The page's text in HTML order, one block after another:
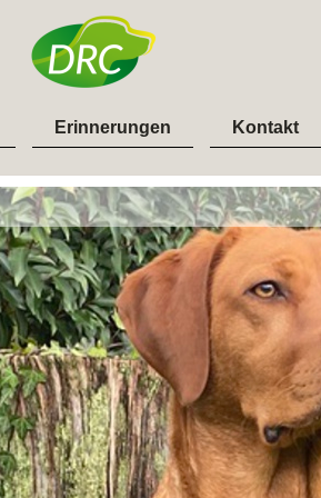
Erinnerungen Kontakt